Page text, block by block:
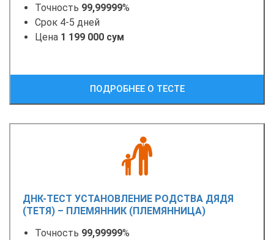
Точность 99,99999%
Срок 4-5 дней
Цена 1 199 000 сум
ПОДРОБНЕЕ О ТЕСТЕ
ДНК-ТЕСТ УСТАНОВЛЕНИЕ РОДСТВА ДЯДЯ
(ТЕТЯ) – ПЛЕМЯННИК (ПЛЕМЯННИЦА)
Точность 99,99999%